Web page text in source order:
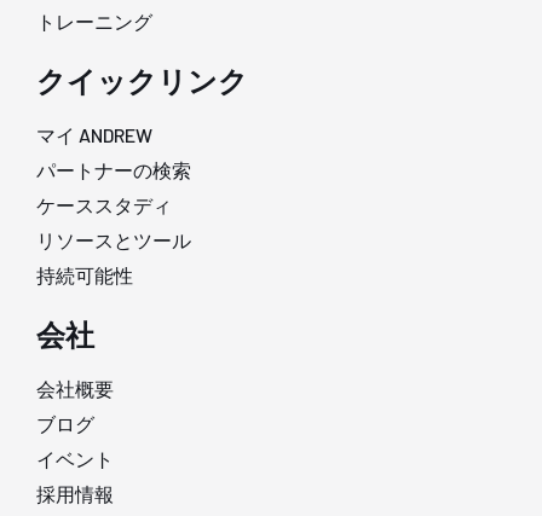
トレーニング
クイックリンク
マイ ANDREW
パートナーの検索
ケーススタディ
リソースとツール
持続可能性
会社
会社概要
ブログ
イベント
採用情報